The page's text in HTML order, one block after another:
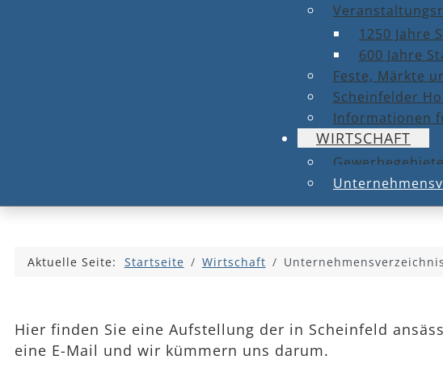
1250 Jahre
600 Jahre
Feste, Märkte
Scheinfelder
Informationen
WIRTSCHAFT
Gewerbegebiete
Aktuelle Seite: Startseite Wirtschaft Unternehmensverzeichnis
Hier finden Sie eine Aufstellung der in Scheinfeld
eine E-Mail und wir kümmern uns darum.